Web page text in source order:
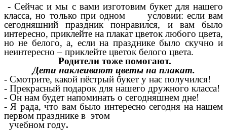
- Сейчас и мы с вами изготовим букет для нашего
класса, но только при одном условии: если вам
сегодняшний праздник понравился, и вам было
интересно, приклейте на плакат цветок любого цвета,
но не белого, а, если на празднике было скучно и
неинтересно – приклейте цветок белого цвета.
Родители тоже помогают.
Дети наклеивают цветы на плакат.
- Смотрите, какой пёстрый букет у нас получился!
- Прекрасный подарок для нашего дружного класса!
- Он нам будет напоминать о сегодняшнем дне!
- Я рада, что вам было интересно сегодня на нашем
первом празднике в этом
учебном году.